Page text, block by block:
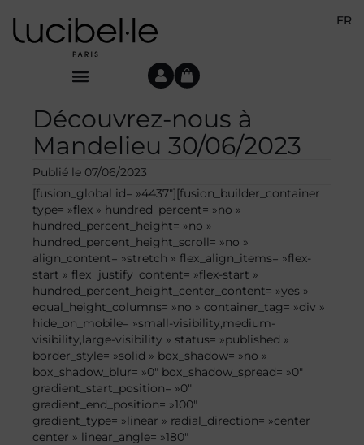
FR
Découvrez-nous à
Mandelieu 30/06/2023
Publié le 07/06/2023
[fusion_global id= »4437″][fusion_builder_container
type= »flex » hundred_percent= »no »
hundred_percent_height= »no »
hundred_percent_height_scroll= »no »
align_content= »stretch » flex_align_items= »flex-
start » flex_justify_content= »flex-start »
hundred_percent_height_center_content= »yes »
equal_height_columns= »no » container_tag= »div »
hide_on_mobile= »small-visibility,medium-
visibility,large-visibility » status= »published »
border_style= »solid » box_shadow= »no »
box_shadow_blur= »0″ box_shadow_spread= »0″
gradient_start_position= »0″
gradient_end_position= »100″
gradient_type= »linear » radial_direction= »center
center » linear_angle= »180″